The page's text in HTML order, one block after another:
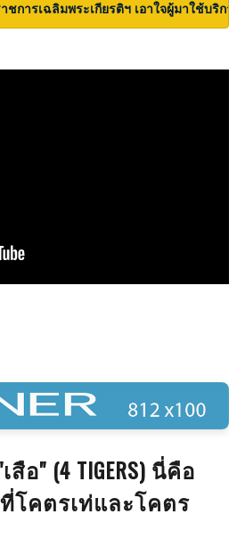
ชการเฉลิมพระเกียรติฯ เอาใจผู้มาใช้บริก
อ" (4 TIGERS) นี่คือ
โคตรเท่และโคตร